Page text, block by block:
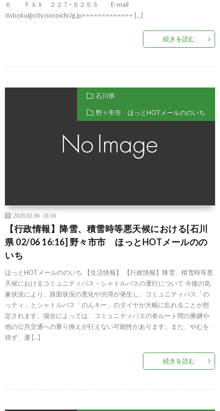
６ ＦＡＸ ２２７−６２５３ E-mail
doboku@city.nonoichi.lg.jp============= […]
続きを読む
石川県
野々市市 ほっとHOTメールののいち
2026.02.06 16:16
【行政情報】降雪、積雪時等悪天候における[石川
県 02/06 16:16] 野々市市 ほっとHOTメールのの
いち
ほっとHOTメールののいち 【生活情報】 【行政情報】降雪、積雪時等悪
天候におけるコミュニティバス・シャトルバスの運行について 今後の気
象状況により、路面状況の悪化や渋滞が発生し、コミュニティバス「の
っティ」とシャトルバス「のんキー」のダイヤが大幅に乱れることが想
定されます。場合によっては、コミュニティバスの各ルート間の乗継や
他の公共交通への乗り換えが行えない可能性があります。また、やむを
得ず、運 […]
続きを読む